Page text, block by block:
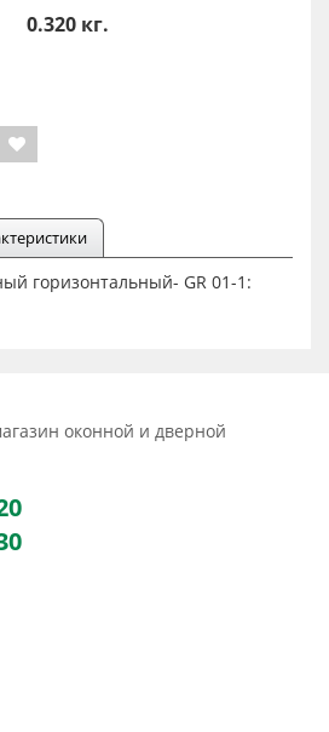
0.320 кг.
горизонтальный- GR 01-1:
оконной и дверной